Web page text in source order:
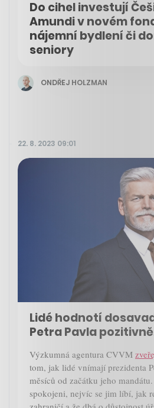
Do cihel investují
Amundi v novém
nájemní bydlení či
seniory
ONDŘEJ HOLZMAN
22. 8. 2023 09:01
Lidé hodnotí
Petra Pavla
Výzkumná agentura CVVM
tom, jak lidé vnímají prezidenta
měsíců od začátku jeho
spokojeni, nejvíc se jim líbí, jak